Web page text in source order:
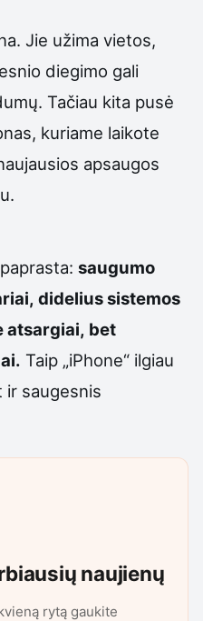
Jie užima vietos,
diegimo gali
Tačiau kita pusė
kuriame laikote
apsaugos
saugumo
didelius sistemos
atsargiai, bet
Taip „iPhone“ ilgiau
ir saugesnis
naujienų
rytą gaukite